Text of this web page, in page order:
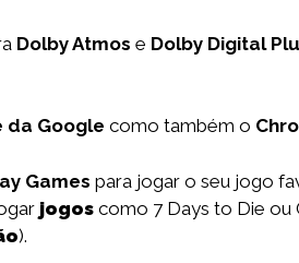
Dolby Atmos e Dolby Digital
da Google como também o
Games para jogar o seu jogo
jogos como 7 Days to Die ou
).